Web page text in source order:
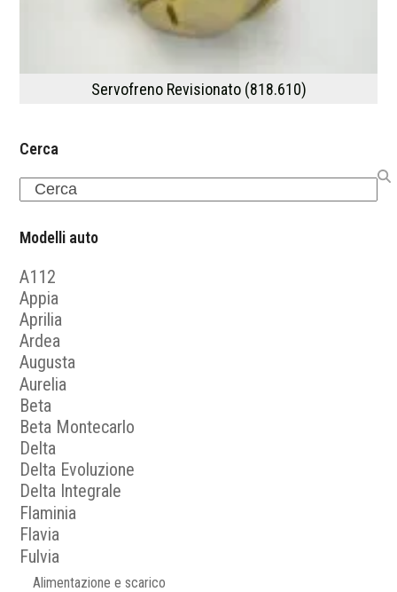
Servofreno Revisionato (818.610)
Cerca
Search
Modelli auto
A112
Appia
Aprilia
Ardea
Augusta
Aurelia
Beta
Beta Montecarlo
Delta
Delta Evoluzione
Delta Integrale
Flaminia
Flavia
Fulvia
Alimentazione e scarico